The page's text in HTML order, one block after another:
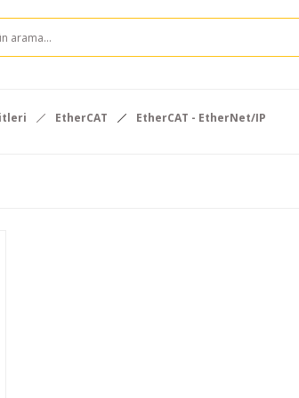
EtherCAT EtherCAT - EtherNet/IP